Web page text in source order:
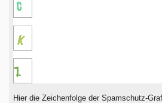
Hier die Zeichenfolge der Spamschutz-